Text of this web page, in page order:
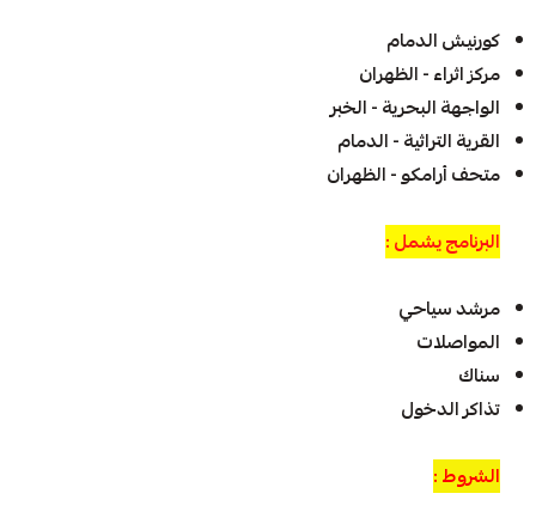
كورنيش الدمام
مركز اثراء - الظهران
الواجهة البحرية - الخبر
القرية التراثية - الدمام
متحف أرامكو - الظهران
البرنامج يشمل :
مرشد سياحي
المواصلات
سناك
تذاكر الدخول
الشروط :